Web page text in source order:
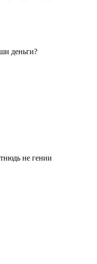
деньги?
не гении